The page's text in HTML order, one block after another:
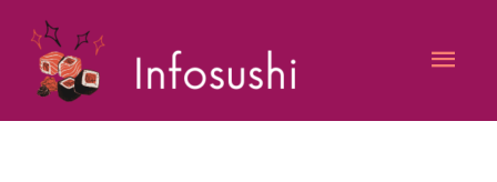
contenu